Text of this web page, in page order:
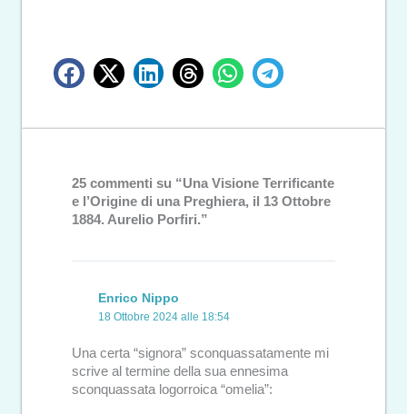
25 commenti su “Una Visione Terrificante
e l’Origine di una Preghiera, il 13 Ottobre
1884. Aurelio Porfiri.”
Enrico Nippo
18 Ottobre 2024 alle 18:54
Una certa “signora” sconquassatamente mi
scrive al termine della sua ennesima
sconquassata logorroica “omelia”: